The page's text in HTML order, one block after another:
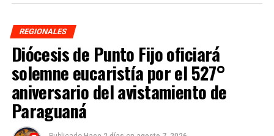
REGIONALES
Diócesis de Punto Fijo oficiará
solemne eucaristía por el 527°
aniversario del avistamiento de
Paraguaná